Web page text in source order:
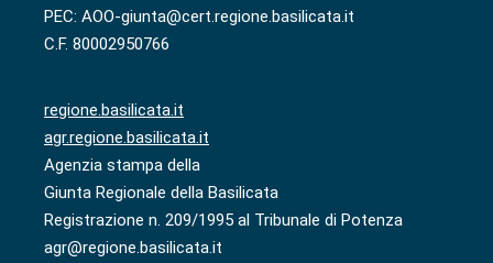
PEC: AOO-giunta@cert.regione.basilicata.it
C.F. 80002950766
regione.basilicata.it
agr.regione.basilicata.it
Agenzia stampa della
Giunta Regionale della Basilicata
Registrazione n. 209/1995 al Tribunale di Potenza
agr@regione.basilicata.it